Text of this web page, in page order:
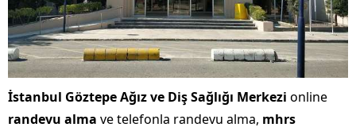
İstanbul Göztepe Ağız ve Diş Sağlığı Merkezi online
randevu alma ve telefonla randevu alma, mhrs